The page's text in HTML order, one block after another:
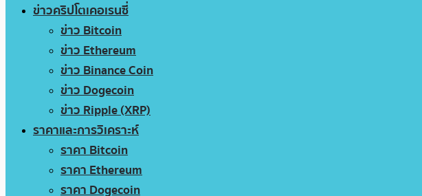
ข่าวคริปโตเคอเรนซี่
ข่าว Bitcoin
ข่าว Ethereum
ข่าว Binance Coin
ข่าว Dogecoin
ข่าว Ripple (XRP)
ราคาและการวิเคราะห์
ราคา Bitcoin
ราคา Ethereum
ราคา Dogecoin